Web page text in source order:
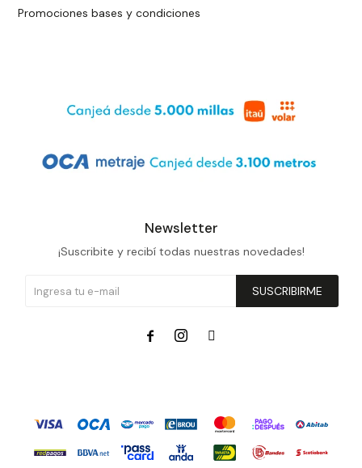
Promociones bases y condiciones
Newsletter
¡Suscribite y recibí todas nuestras novedades!
SUSCRIBIRME
  
Armani
Mistral
accesorios
EN